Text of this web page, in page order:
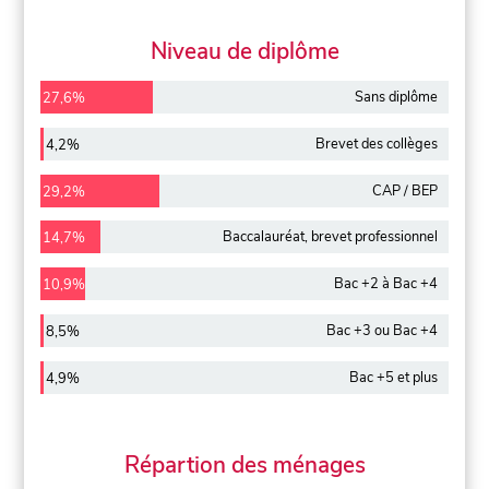
Niveau de diplôme
27,6% Sans diplôme
4,2% Brevet des collèges
29,2% CAP / BEP
14,7% Baccalauréat, brevet professionnel
10,9% Bac +2 à Bac +4
8,5% Bac +3 ou Bac +4
4,9% Bac +5 et plus
Répartion des ménages